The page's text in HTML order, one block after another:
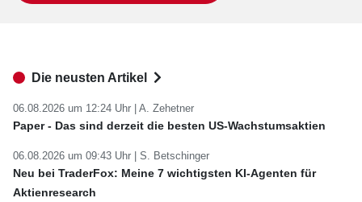
Die neusten Artikel
06.08.2026 um 12:24 Uhr | A. Zehetner
Paper - Das sind derzeit die besten US-Wachstumsaktien
06.08.2026 um 09:43 Uhr | S. Betschinger
Neu bei TraderFox: Meine 7 wichtigsten KI-Agenten für
Aktienresearch